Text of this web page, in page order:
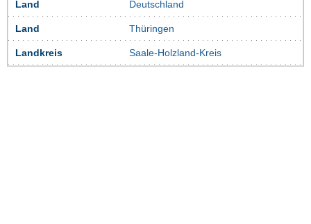
Land Deutschland
Land Thüringen
Landkreis Saale-Holzland-Kreis